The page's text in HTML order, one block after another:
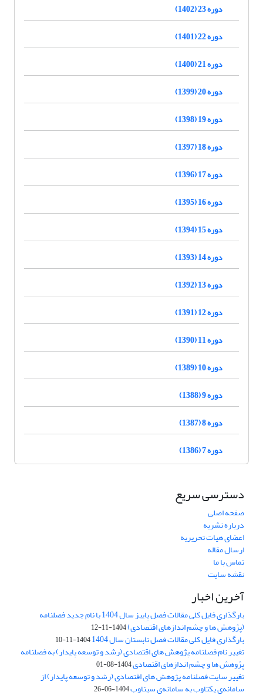
دوره 23 (1402)
دوره 22 (1401)
دوره 21 (1400)
دوره 20 (1399)
دوره 19 (1398)
دوره 18 (1397)
دوره 17 (1396)
دوره 16 (1395)
دوره 15 (1394)
دوره 14 (1393)
دوره 13 (1392)
دوره 12 (1391)
دوره 11 (1390)
دوره 10 (1389)
دوره 9 (1388)
دوره 8 (1387)
دوره 7 (1386)
دسترسی سریع
صفحه اصلی
درباره نشریه
اعضای هیات تحریریه
ارسال مقاله
تماس با ما
نقشه سایت
آخرین اخبار
بارگذاری فایل کلی مقالات فصل پاییز سال 1404 با نام جدید فصلنامه
(پژوهش ها و چشم اندازهای اقتصادی)1404-11-12
بارگذاری فایل کلی مقالات فصل تابستان سال 1404 1404-11-10
تغییر نام فصلنامه پژوهش های اقتصادی (رشد و توسعه پایدار) به فصلنامه
پژوهش ها و چشم اندازهای اقتصادی1404-08-01
تغییر سایت فصلنامه پژوهش های اقتصادی (رشد و توسعه پایدار) از
سامانه‌ی یکتاوب به سامانه‌ی سیناوب1404-06-26